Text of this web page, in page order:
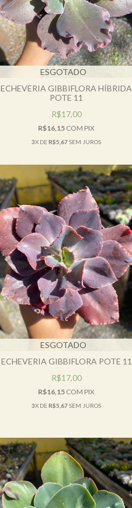
ESGOTADO
ECHEVERIA GIBBIFLORA HÍBRIDA
POTE 11
R$17,00
R$16,15 COM PIX
3X DER$5,67SEM JUROS
ESGOTADO
ECHEVERIA GIBBIFLORA POTE 11
R$17,00
R$16,15 COM PIX
3X DER$5,67SEM JUROS